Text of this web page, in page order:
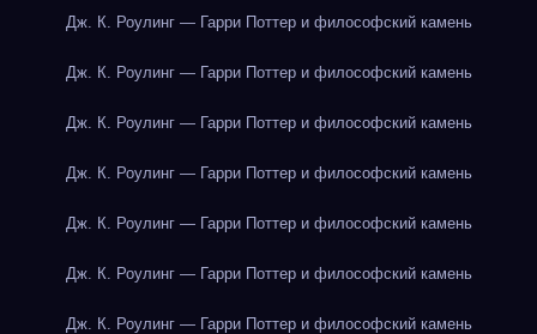
Дж. К. Роулинг — Гарри Поттер и философский камень
Дж. К. Роулинг — Гарри Поттер и философский камень
Дж. К. Роулинг — Гарри Поттер и философский камень
Дж. К. Роулинг — Гарри Поттер и философский камень
Дж. К. Роулинг — Гарри Поттер и философский камень
Дж. К. Роулинг — Гарри Поттер и философский камень
Дж. К. Роулинг — Гарри Поттер и философский камень